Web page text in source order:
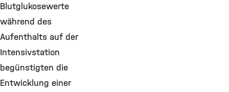
Blutglukosewerte
während des
Aufenthalts auf der
Intensivstation
begünstigten die
Entwicklung einer